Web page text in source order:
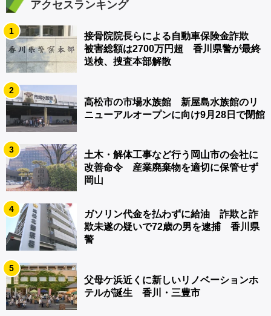
アクセスランキング
1
接骨院院長らによる自動車保険金詐欺
被害総額は2700万円超 香川県警が最終
送検、捜査本部解散
2
高松市の市場水族館 新屋島水族館のリ
ニューアルオープンに向け9月28日で閉館
3
土木・解体工事など行う岡山市の会社に
改善命令 産業廃棄物を適切に保管せず
岡山
4
ガソリン代金を払わずに給油 詐欺と詐
欺未遂の疑いで72歳の男を逮捕 香川県
警
5
父母ケ浜近くに新しいリノベーションホ
テルが誕生 香川・三豊市